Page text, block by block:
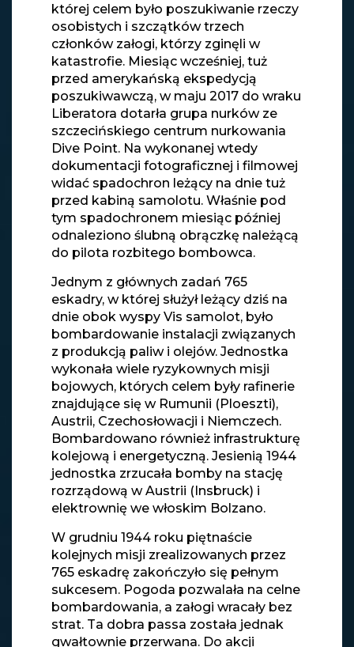
której celem było poszukiwanie rzeczy
osobistych i szczątków trzech
członków załogi, którzy zginęli w
katastrofie. Miesiąc wcześniej, tuż
przed amerykańską ekspedycją
poszukiwawczą, w maju 2017 do wraku
Liberatora dotarła grupa nurków ze
szczecińskiego centrum nurkowania
Dive Point. Na wykonanej wtedy
dokumentacji fotograficznej i filmowej
widać spadochron leżący na dnie tuż
przed kabiną samolotu. Właśnie pod
tym spadochronem miesiąc później
odnaleziono ślubną obrączkę należącą
do pilota rozbitego bombowca.
Jednym z głównych zadań 765
eskadry, w której służył leżący dziś na
dnie obok wyspy Vis samolot, było
bombardowanie instalacji związanych
z produkcją paliw i olejów. Jednostka
wykonała wiele ryzykownych misji
bojowych, których celem były rafinerie
znajdujące się w Rumunii (Ploeszti),
Austrii, Czechosłowacji i Niemczech.
Bombardowano również infrastrukturę
kolejową i energetyczną. Jesienią 1944
jednostka zrzucała bomby na stację
rozrządową w Austrii (Insbruck) i
elektrownię we włoskim Bolzano.
W grudniu 1944 roku piętnaście
kolejnych misji zrealizowanych przez
765 eskadrę zakończyło się pełnym
sukcesem. Pogoda pozwalała na celne
bombardowania, a załogi wracały bez
strat. Ta dobra passa została jednak
gwałtownie przerwana. Do akcji